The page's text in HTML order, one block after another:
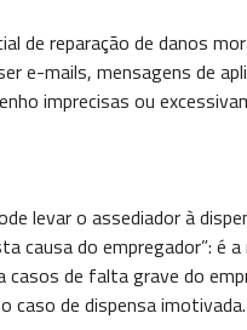
de reparação de danos
e-mails, mensagens de
imprecisas ou
levar o assediador à
causa do empregador”: é
de falta grave do
caso de dispensa imotivada.